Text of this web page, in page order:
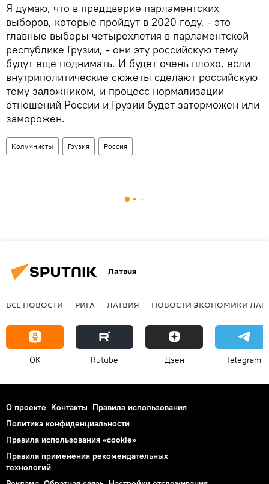
Я думаю, что в преддверие парламентских
выборов, которые пройдут в 2020 году, - это
главные выборы четырехлетия в парламентской
республике Грузии, - они эту российскую тему
будут еще поднимать. И будет очень плохо, если
внутриполитические сюжеты сделают российскую
тему заложником, и процесс нормализации
отношений России и Грузии будет заторможен или
заморожен.
Колумнисты Грузия Россия
Латвия
ВСЕ НОВОСТИ РИГА ЛАТВИЯ НОВОСТИ ЭКОНОМИКИ
OK Rutube Дзен Telegram
О проекте Контакты Правила использования
Политика конфиденциальности
Правила использования «cookie»
Правила применения рекомендательных
технологий